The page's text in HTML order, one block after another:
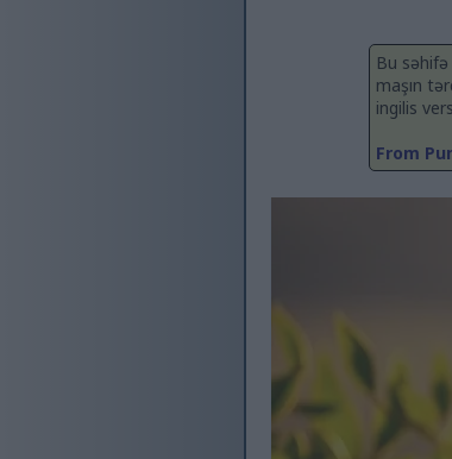
Bu
maşın
ingilis
From